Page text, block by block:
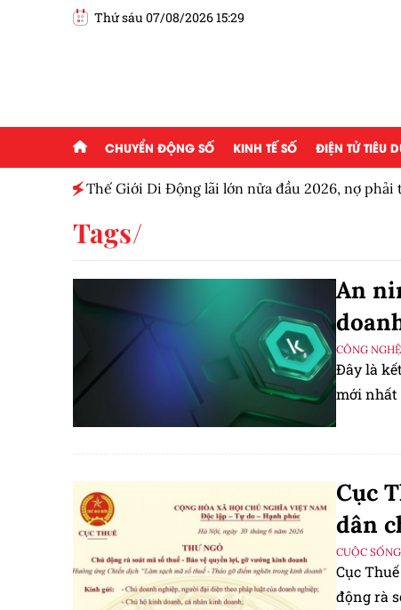
Thứ sáu 07/08/2026 15:29
CHUYỂN ĐỘNG SỐ KINH TẾ SỐ ĐIỆN TỬ TIÊU
Thế Giới Di Động lãi lớn nửa đầu 2026, nợ phải
Tags
An
CÔNG
Đây là
mới nhất
Cục
dân
CUỘC
Cục
động rà